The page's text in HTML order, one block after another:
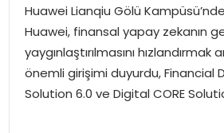
Huawei Lianqiu Gölü
Huawei, finansal yapay zekanın
yaygınlaştırılmasını hızlandırmak
önemli girişimi duyurdu, Financial
Solution 6.0 ve Digital CORE